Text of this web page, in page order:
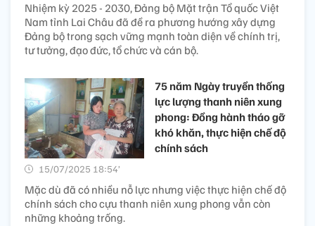
Nhiệm kỳ 2025 - 2030, Đảng bộ Mặt trận Tổ quốc Việt
Nam tỉnh Lai Châu đã đề ra phương hướng xây dựng
Đảng bộ trong sạch vững mạnh toàn diện về chính trị,
tư tưởng, đạo đức, tổ chức và cán bộ.
75 năm Ngày truyền thống
lực lượng thanh niên xung
phong: Đồng hành tháo gỡ
khó khăn, thực hiện chế độ
chính sách
15/07/2025 18:54’
Mặc dù đã có nhiều nỗ lực nhưng việc thực hiện chế độ
chính sách cho cựu thanh niên xung phong vẫn còn
những khoảng trống.